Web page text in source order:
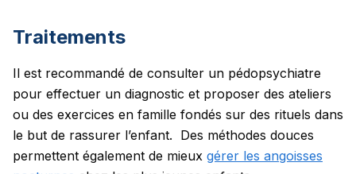
Traitements
Il est recommandé de consulter un pédopsychiatre
pour effectuer un diagnostic et proposer des ateliers
ou des exercices en famille fondés sur des rituels dans
le but de rassurer l’enfant. Des méthodes douces
permettent également de mieux gérer les angoisses